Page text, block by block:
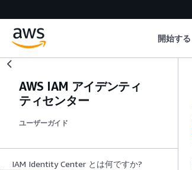
開始する
AWS IAM アイデンティ
ティセンター
ユーザーガイド
IAM Identity Center とは何ですか?